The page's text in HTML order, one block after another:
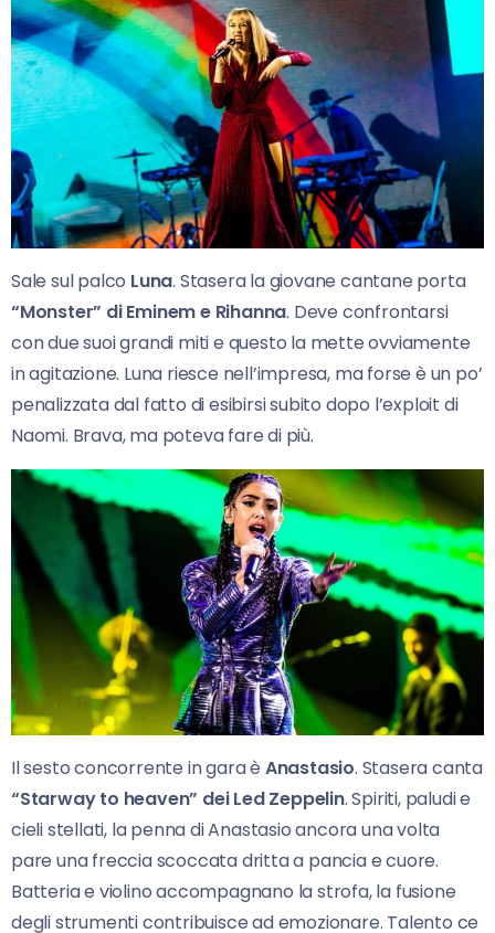
Sale sul palco Luna. Stasera la giovane cantane porta
“Monster” di Eminem e Rihanna. Deve confrontarsi
con due suoi grandi miti e questo la mette ovviamente
in agitazione. Luna riesce nell’impresa, ma forse è un po’
penalizzata dal fatto di esibirsi subito dopo l’exploit di
Naomi. Brava, ma poteva fare di più.
Il sesto concorrente in gara è Anastasio. Stasera canta
“Starway to heaven” dei Led Zeppelin. Spiriti, paludi e
cieli stellati, la penna di Anastasio ancora una volta
pare una freccia scoccata dritta a pancia e cuore.
Batteria e violino accompagnano la strofa, la fusione
degli strumenti contribuisce ad emozionare. Talento ce